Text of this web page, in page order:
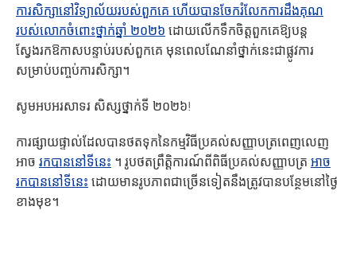
ការសិក្សានៅវិទ្យាល័យរបស់ពួកគេ ហើយបានចែករំលែកការដឹងគុណ
របស់លោកចំពោះថ្នាក់ឆ្នាំ ២០២៦ ដោយលើកទឹកចិត្តពួកគេឱ្យបន្ត
ស្វែងរកឱកាសបន្ទាប់របស់ពួកគេ មុនពេលណែនាំថ្នាក់នេះជាផ្លូវការ
សម្រាប់បញ្ចប់ការសិក្សា។
សូមអបអរសាទរ សិស្សថ្នាក់ទី ២០២៦!
ការផ្សាយផ្ទាល់ដែលបានថតទុកនៃកម្មវិធីប្រគល់សញ្ញាបត្រពេញលេញ
អាច រកបាននៅទីនេះ ។ រូបថតព្រឹត្តិការណ៍ពីពិធីប្រគល់សញ្ញាបត្រ អាច
រកបាននៅទីនេះ ដោយមានរូបភាពជាច្រើនទៀតនឹងត្រូវបានបន្ថែមនៅថ្ងៃ
ខាងមុខ។